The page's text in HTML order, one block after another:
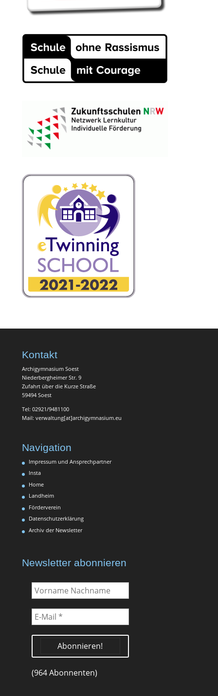
Kontakt
Archigymnasium Soest
Niederbergheimer Str. 9
Zufahrt über die Kurze Straße
59494 Soest
Tel: 02921/9481100
Mail: verwaltung[at]archigymnasium.eu
Navigation
Impressum und Ansprechpartner
Insta
Home
Landheim
Förderverein
Datenschutzerklärung
Archiv der Newsletter
Newsletter abonnieren
Vorname
Nachname
E-
Mail
(964 Abonnenten)